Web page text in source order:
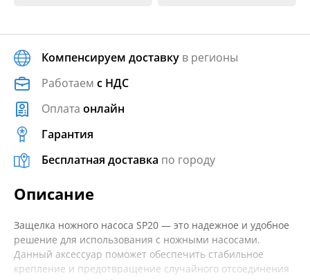
Компенсируем доставку в регионы
Работаем с НДС
Оплата онлайн
Гарантия
Бесплатная доставка по городу
Описание
Защелка ножного насоса SP20 — это надежное и удобное
решение для использования с ножными насосами.
Данный аксессуар поможет обеспечить стабильное
крепление и предотвращение случайного отсоединения